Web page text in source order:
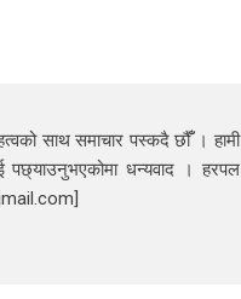
साथ समाचार पस्कदै छौँँ । हामी
पछ्याउनुभएकोमा धन्यवाद । हरपल